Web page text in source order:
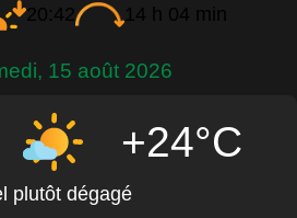
20:42 14 h 04 min
15 août 2026
+24°C
plutôt dégagé